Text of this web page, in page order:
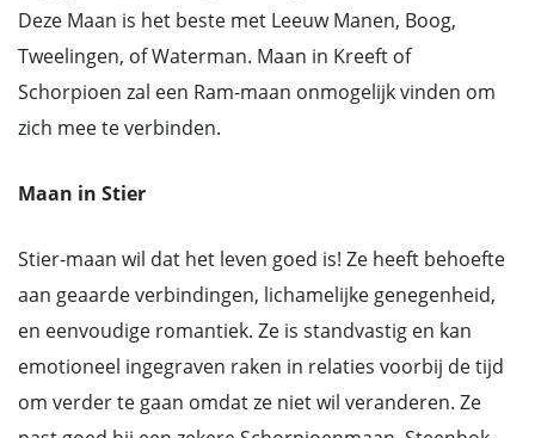
Deze Maan is het beste met Leeuw Manen, Boog,
Tweelingen, of Waterman. Maan in Kreeft of
Schorpioen zal een Ram-maan onmogelijk vinden om
zich mee te verbinden.
Maan in Stier
Stier-maan wil dat het leven goed is! Ze heeft behoefte
aan geaarde verbindingen, lichamelijke genegenheid,
en eenvoudige romantiek. Ze is standvastig en kan
emotioneel ingegraven raken in relaties voorbij de tijd
om verder te gaan omdat ze niet wil veranderen. Ze